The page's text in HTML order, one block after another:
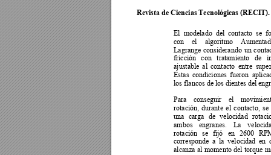
Revista de Ciencias Tecnológicas
El  modelado  del  contacto  se
con
el algoritmo
Lagrange considerando un
fricción con tratamiento de
ajustable al contacto entre
Estas condiciones fueron
los flancos de los dientes del
Para
conseguir el
rotación, durante el contacto, se
una carga de velocidad
ambos
engranes. La
rotación se fijó en 2600
corresponde a  la velocidad en
alcanza al momento del torque